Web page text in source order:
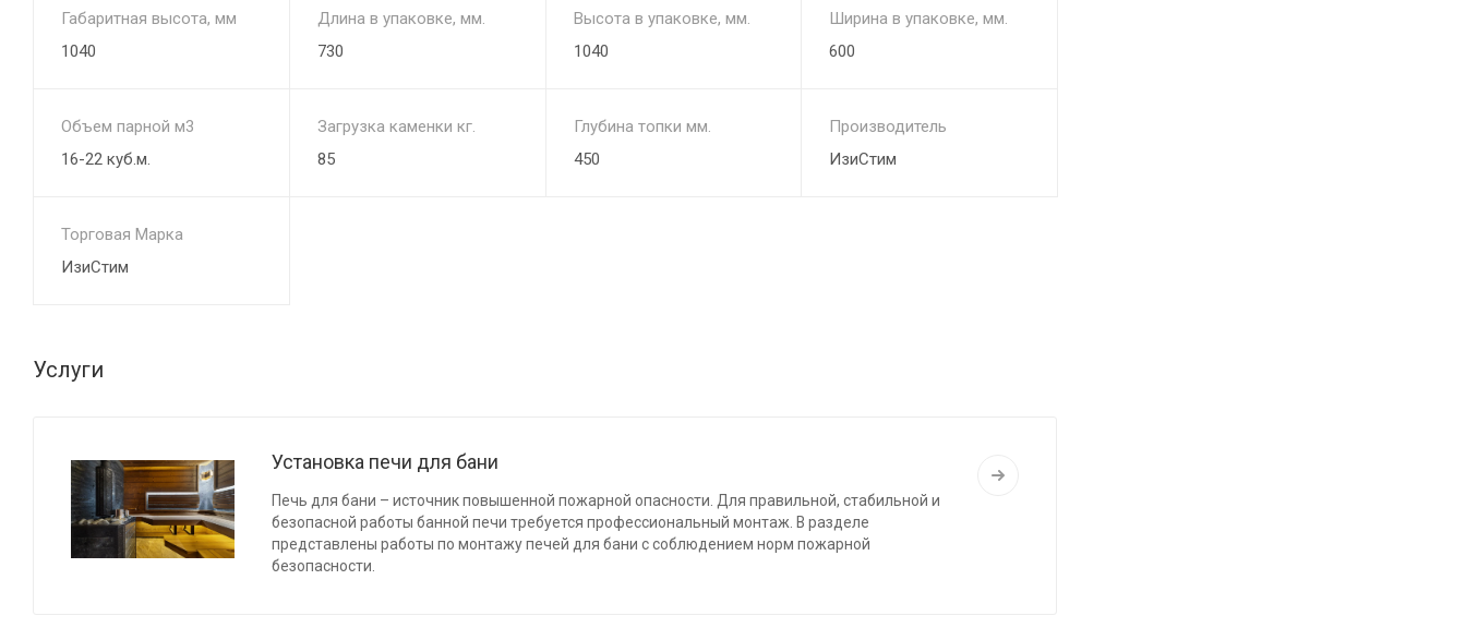
Габаритная высота, мм
1040
Длина в упаковке, мм.
730
Высота в упаковке, мм.
1040
Ширина в упаковке, мм.
600
Объем парной м3
16-22 куб.м.
Загрузка каменки кг.
85
Глубина топки мм.
450
Производитель
ИзиСтим
Торговая Марка
ИзиСтим
Услуги
Установка печи для бани
Печь для бани – источник повышенной пожарной опасности. Для правильной, стабильной и
безопасной работы банной печи требуется профессиональный монтаж. В разделе
представлены работы по монтажу печей для бани с соблюдением норм пожарной
безопасности.